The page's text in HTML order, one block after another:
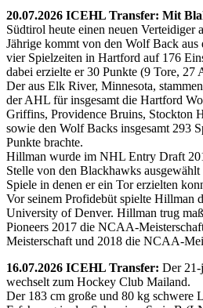
20.07.2026 ICEHL Transfer: Mit
Südtirol heute einen neuen Verteidiger
Jährige kommt von den Wolf Back
vier Spielzeiten in Hartford auf 176
dabei erzielte er 30 Punkte (9 Tore, 27
Der aus Elk River, Minnesota,
der AHL für insgesamt die Hartford
Griffins, Providence Bruins, Stockton
sowie den Wolf Backs insgesamt 293
Punkte brachte.
Hillman wurde im NHL Entry Draft
Stelle von den Blackhawks
Spiele in denen er ein Tor erzielten
Vor seinem Profidebüt spielte Hillman
University of Denver. Hillman trug
Pioneers 2017 die NCAA-
Meisterschaft und 2018 die NCAA-
16.07.2026 ICEHL Transfer: Der 21-
wechselt zum Hockey Club Mailand.
Der 183 cm große und 80 kg schwere